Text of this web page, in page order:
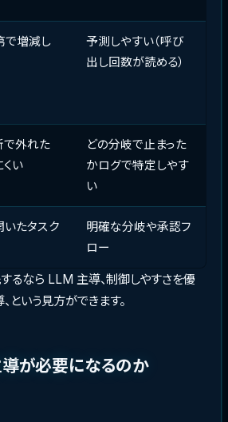
で増減し
予測しやすい（呼び
出し回数が読める）
で外れた
い
どの分岐で止まった
かログで特定しやす
い
たタスク
明確な分岐や承認フ
ロー
るなら LLM 主導、制御しやすさを優
という見方ができます。
が必要になるのか